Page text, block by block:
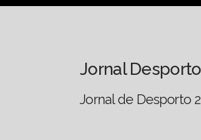
Jornal Desporto
Jornal de Desporto